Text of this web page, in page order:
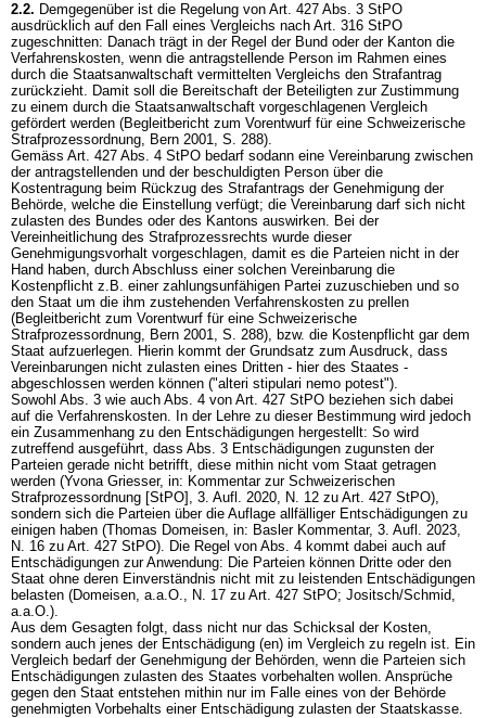
2.2. Demgegenüber ist die Regelung von Art. 427 Abs. 3 StPO
ausdrücklich auf den Fall eines Vergleichs nach Art. 316 StPO
zugeschnitten: Danach trägt in der Regel der Bund oder der Kanton die
Verfahrenskosten, wenn die antragstellende Person im Rahmen eines
durch die Staatsanwaltschaft vermittelten Vergleichs den Strafantrag
zurückzieht. Damit soll die Bereitschaft der Beteiligten zur Zustimmung
zu einem durch die Staatsanwaltschaft vorgeschlagenen Vergleich
gefördert werden (Begleitbericht zum Vorentwurf für eine Schweizerische
Strafprozessordnung, Bern 2001, S. 288).
Gemäss Art. 427 Abs. 4 StPO bedarf sodann eine Vereinbarung zwischen
der antragstellenden und der beschuldigten Person über die
Kostentragung beim Rückzug des Strafantrags der Genehmigung der
Behörde, welche die Einstellung verfügt; die Vereinbarung darf sich nicht
zulasten des Bundes oder des Kantons auswirken. Bei der
Vereinheitlichung des Strafprozessrechts wurde dieser
Genehmigungsvorhalt vorgeschlagen, damit es die Parteien nicht in der
Hand haben, durch Abschluss einer solchen Vereinbarung die
Kostenpflicht z.B. einer zahlungsunfähigen Partei zuzuschieben und so
den Staat um die ihm zustehenden Verfahrenskosten zu prellen
(Begleitbericht zum Vorentwurf für eine Schweizerische
Strafprozessordnung, Bern 2001, S. 288), bzw. die Kostenpflicht gar dem
Staat aufzuerlegen. Hierin kommt der Grundsatz zum Ausdruck, dass
Vereinbarungen nicht zulasten eines Dritten - hier des Staates -
abgeschlossen werden können ("alteri stipulari nemo potest").
Sowohl Abs. 3 wie auch Abs. 4 von Art. 427 StPO beziehen sich dabei
auf die Verfahrenskosten. In der Lehre zu dieser Bestimmung wird jedoch
ein Zusammenhang zu den Entschädigungen hergestellt: So wird
zutreffend ausgeführt, dass Abs. 3 Entschädigungen zugunsten der
Parteien gerade nicht betrifft, diese mithin nicht vom Staat getragen
werden (Yvona Griesser, in: Kommentar zur Schweizerischen
Strafprozessordnung [StPO], 3. Aufl. 2020, N. 12 zu Art. 427 StPO),
sondern sich die Parteien über die Auflage allfälliger Entschädigungen zu
einigen haben (Thomas Domeisen, in: Basler Kommentar, 3. Aufl. 2023,
N. 16 zu Art. 427 StPO). Die Regel von Abs. 4 kommt dabei auch auf
Entschädigungen zur Anwendung: Die Parteien können Dritte oder den
Staat ohne deren Einverständnis nicht mit zu leistenden Entschädigungen
belasten (Domeisen, a.a.O., N. 17 zu Art. 427 StPO; Jositsch/Schmid,
a.a.O.).
Aus dem Gesagten folgt, dass nicht nur das Schicksal der Kosten,
sondern auch jenes der Entschädigung (en) im Vergleich zu regeln ist. Ein
Vergleich bedarf der Genehmigung der Behörden, wenn die Parteien sich
Entschädigungen zulasten des Staates vorbehalten wollen. Ansprüche
gegen den Staat entstehen mithin nur im Falle eines von der Behörde
genehmigten Vorbehalts einer Entschädigung zulasten der Staatskasse.